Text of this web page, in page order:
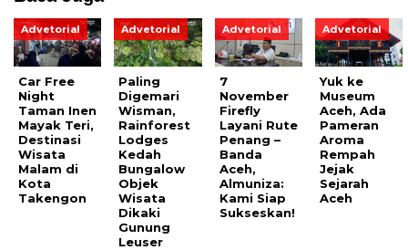
Advetorial
Car Free
Night
Taman Inen
Mayak Teri,
Destinasi
Wisata
Malam di
Kota
Takengon
Advetorial
Paling
Digemari
Wisman,
Rainforest
Lodges
Kedah
Bungalow
Objek
Wisata
Dikaki
Gunung
Leuser
Advetorial
7
November
Firefly
Layani Rute
Penang –
Banda
Aceh,
Almuniza:
Kami Siap
Sukseskan!
Advetorial
Yuk ke
Museum
Aceh, Ada
Pameran
Aroma
Rempah
Jejak
Sejarah
Aceh